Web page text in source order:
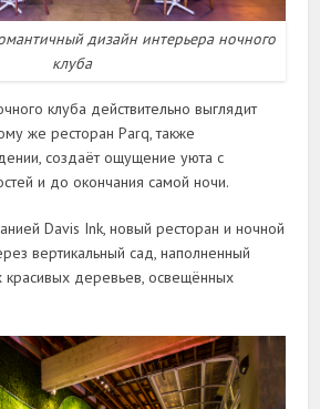
дизайн интерьера ночного
клуба
клуба действительно выглядит
же ресторан Parq, также
создаёт ощущение уюта с
и до окончания самой ночи.
Davis Ink, новый ресторан и ночной
вертикальный сад, наполненный
красивых деревьев, освещённых